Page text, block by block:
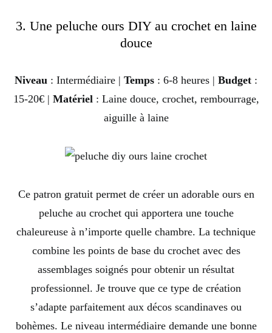
3. Une peluche ours DIY au crochet en laine
douce
Niveau : Intermédiaire | Temps : 6-8 heures | Budget :
15-20€ | Matériel: Laine douce, crochet, rembourrage,
aiguille à laine
Ce patron gratuit permet de créer un adorable ours en
peluche au crochet qui apportera une touche
chaleureuse à n’importe quelle chambre. La technique
combine les points de base du crochet avec des
assemblages soignés pour obtenir un résultat
professionnel. Je trouve que ce type de création
s’adapte parfaitement aux décos scandinaves ou
bohèmes. Le niveau intermédiaire demande une bonne